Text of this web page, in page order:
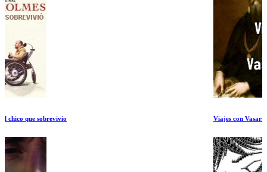
Viajes con Vasari 1